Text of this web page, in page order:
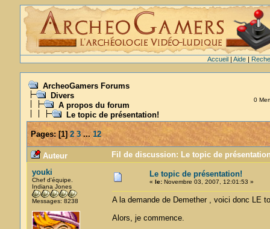
Accueil| Aide|
ArcheoGamers Forums
Divers
A propos du forum
Le topic de présentation!
0
Pages:[1] 2 3 ... 12
Auteur
Fil de discussion: Le topic de
youki
Chef d'équipe.
Indiana Jones
Messages: 8238
Le topic de présentation!
« le:Novembre 03, 2007, 12:01:53 »
A la demande de Demether , voici donc LE
Alors, je commence.